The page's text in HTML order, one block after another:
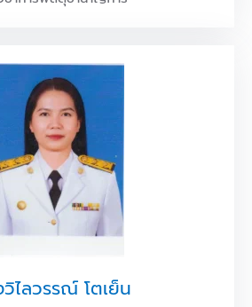
วิไลวรรณ์ โตเย็น